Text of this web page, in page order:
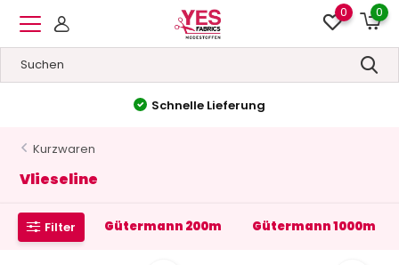
0 0
Schnelle Lieferung
Kurzwaren
Vlieseline
Filter Gütermann 200m Gütermann 1000m